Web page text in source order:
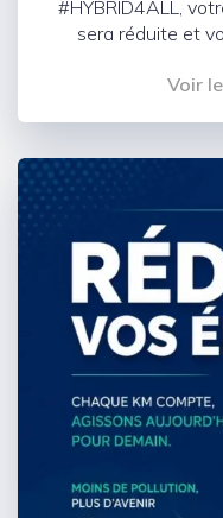
#HYBRID4ALL,
sera réduite et
Voir